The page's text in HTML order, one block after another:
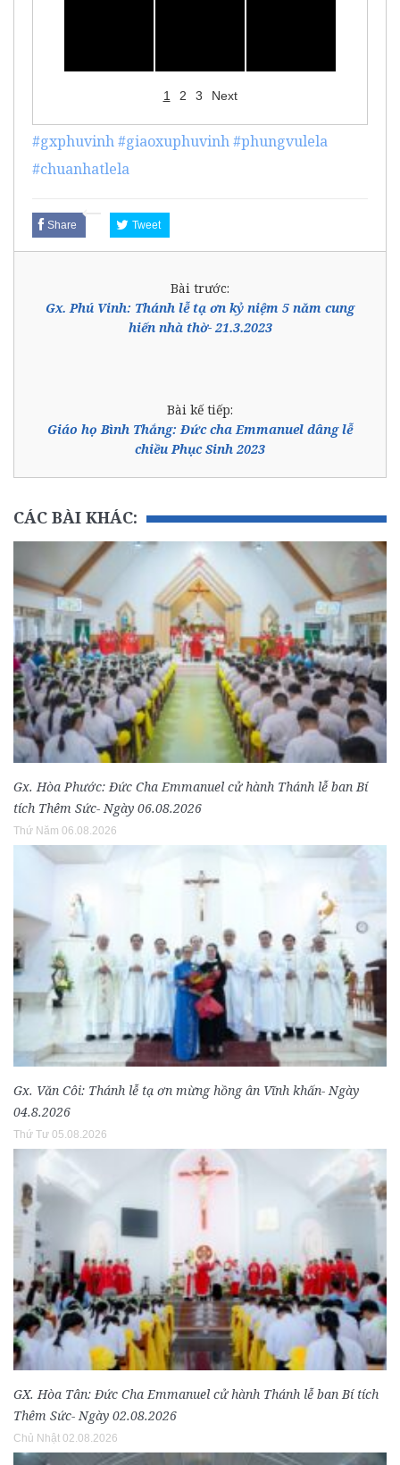
1 2 3 Next
#gxphuvinh#giaoxuphuvinh#phungvulela
#chuanhatlela
Share Tweet
Bài trước:
Gx. Phú Vinh: Thánh lễ tạ ơn kỷ niệm 5 năm cung
hiến nhà thờ- 21.3.2023
Bài kế tiếp:
Giáo họ Bình Thắng: Đức cha Emmanuel dâng lễ
chiều Phục Sinh 2023
CÁC BÀI KHÁC:
Gx. Hòa Phước: Đức Cha Emmanuel cử hành Thánh lễ ban Bí
tích Thêm Sức- Ngày 06.08.2026
Thứ Năm 06.08.2026
Gx. Văn Côi: Thánh lễ tạ ơn mừng hồng ân Vĩnh khấn- Ngày
04.8.2026
Thứ Tư 05.08.2026
GX. Hòa Tân: Đức Cha Emmanuel cử hành Thánh lễ ban Bí tích
Thêm Sức- Ngày 02.08.2026
Chủ Nhật 02.08.2026